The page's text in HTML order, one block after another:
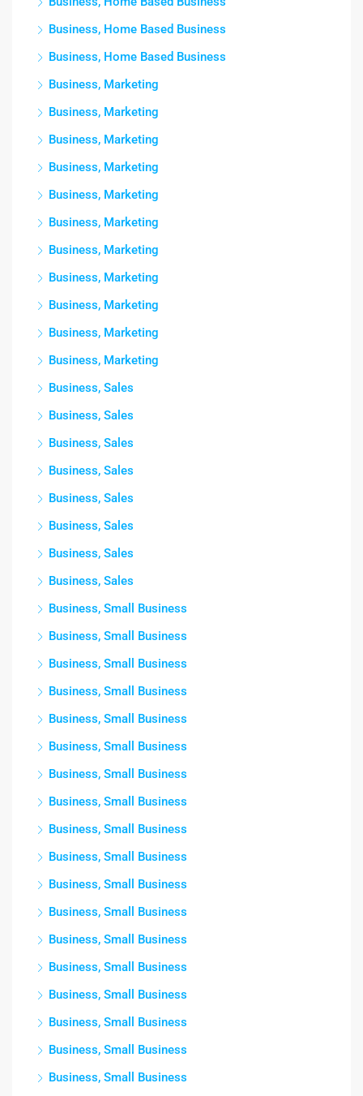
Business, Home Based Business
Business, Home Based Business
Business, Marketing
Business, Marketing
Business, Marketing
Business, Marketing
Business, Marketing
Business, Marketing
Business, Marketing
Business, Marketing
Business, Marketing
Business, Marketing
Business, Marketing
Business, Sales
Business, Sales
Business, Sales
Business, Sales
Business, Sales
Business, Sales
Business, Sales
Business, Sales
Business, Small Business
Business, Small Business
Business, Small Business
Business, Small Business
Business, Small Business
Business, Small Business
Business, Small Business
Business, Small Business
Business, Small Business
Business, Small Business
Business, Small Business
Business, Small Business
Business, Small Business
Business, Small Business
Business, Small Business
Business, Small Business
Business, Small Business
Business, Small Business